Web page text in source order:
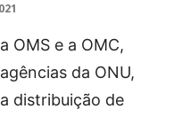
OMS e a OMC,
da ONU,
distribuição de